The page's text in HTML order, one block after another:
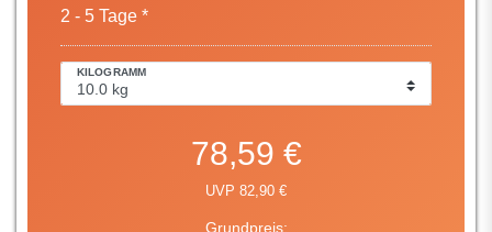
2 - 5 Tage *
KILOGRAMM
78,59 €
UVP 82,90 €
Grundpreis: